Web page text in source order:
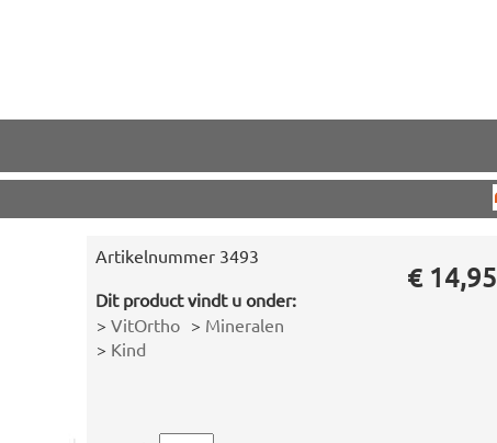
Artikelnummer 3493
Dit product vindt u onder:
> VitOrtho > Mineralen
> Kind
€ 14,95